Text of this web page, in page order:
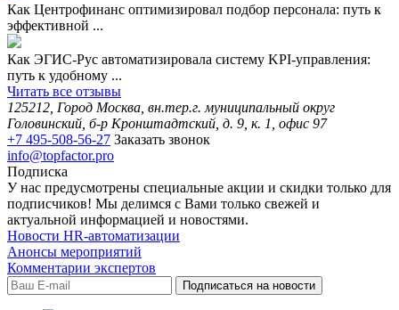
Как Центрофинанс оптимизировал подбор персонала: путь к
эффективной ...
Как ЭГИС-Рус автоматизировала систему KPI-управления:
путь к удобному ...
Читать все отзывы
125212, Город Москва, вн.тер.г. муниципальный округ
Головинский, б-р Кронштадтский, д. 9, к. 1, офис 97
+7 495-508-56-27 Заказать звонок
info@topfactor.pro
Подписка
У нас предусмотрены специальные акции и скидки только для
подписчиков! Мы делимся с Вами только свежей и
актуальной информацией и новостями.
Новости HR-автоматизации
Анонсы мероприятий
Комментарии экспертов